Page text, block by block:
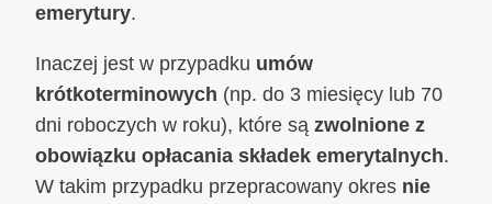
emerytury.
Inaczej jest w przypadku umów
krótkoterminowych (np. do 3 miesięcy lub 70
dni roboczych w roku), które są zwolnione z
obowiązku opłacania składek emerytalnych.
W takim przypadku przepracowany okres nie